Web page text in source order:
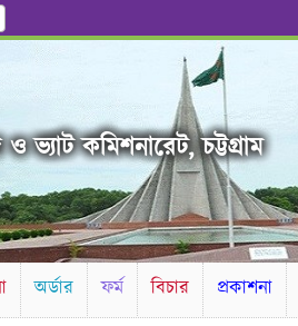
কমিশনারেট, চট্টগ্রাম
অর্ডার ফর্ম বিচার প্রকাশনা